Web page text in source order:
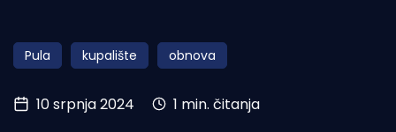
Obala
Otoci
Turizam i nautika
Pula kupalište obnova
10 srpnja 2024 1 min. čitanja